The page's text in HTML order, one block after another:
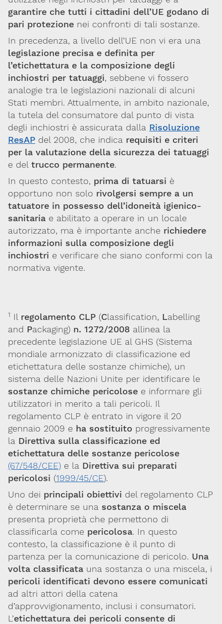
garantire che tutti i cittadini dell’UE godano di
pari protezione nei confronti di tali sostanze.
In precedenza, a livello dell’UE non vi era una
legislazione precisa e definita per
l’etichettatura e la composizione degli
inchiostri per tatuaggi, sebbene vi fossero
analogie tra le legislazioni nazionali di alcuni
Stati membri. Attualmente, in ambito nazionale,
la tutela del consumatore dal punto di vista
degli inchiostri è assicurata dalla Risoluzione
ResAP del 2008, che indica requisiti e criteri
per la valutazione della sicurezza dei tatuaggi
e del trucco permanente.
In questo contesto, prima di tatuarsi è
opportuno non solo rivolgersi sempre a un
tatuatore in possesso dell’idoneità igienico-
sanitaria e abilitato a operare in un locale
autorizzato, ma è importante anche richiedere
informazioni sulla composizione degli
inchiostri e verificare che siano conformi con la
normativa vigente.
1 Il regolamento CLP (Classification, Labelling
and Packaging) n. 1272/2008 allinea la
precedente legislazione UE al GHS (Sistema
mondiale armonizzato di classificazione ed
etichettatura delle sostanze chimiche), un
sistema delle Nazioni Unite per identificare le
sostanze chimiche pericolose e informare gli
utilizzatori in merito a tali pericoli. Il
regolamento CLP è entrato in vigore il 20
gennaio 2009 e ha sostituito progressivamente
la Direttiva sulla classificazione ed
etichettatura delle sostanze pericolose
(67/548/CEE) e la Direttiva sui preparati
pericolosi (1999/45/CE).
Uno dei principali obiettivi del regolamento CLP
è determinare se una sostanza o miscela
presenta proprietà che permettono di
classificarla come pericolosa. In questo
contesto, la classificazione è il punto di
partenza per la comunicazione di pericolo. Una
volta classificata una sostanza o una miscela, i
pericoli identificati devono essere comunicati
ad altri attori della catena
d’approvvigionamento, inclusi i consumatori.
L’etichettatura dei pericoli consente di